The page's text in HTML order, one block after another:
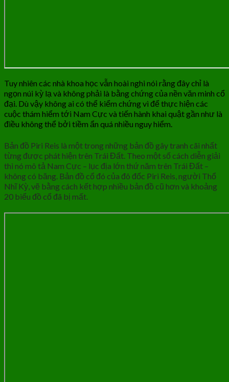
Tuy nhiên các nhà khoa học vẫn hoài nghi nói rằng đây chỉ là
ngọn núi kỳ lạ và không phải là bằng chứng của nền văn minh cổ
đại. Dù vậy không ai có thể kiểm chứng vì để thực hiện các
cuộc thám hiểm tới Nam Cực và tiến hành khai quật gần như là
điều không thể bởi tiềm ẩn quá nhiều nguy hiểm.
Bản đồ Piri Reis là một trong những bản đồ gây tranh cãi nhất
từng được phát hiện trên Trái Đất. Theo một số cách diễn giải
thì nó mô tả Nam Cực – lục địa lớn thứ năm trên Trái Đất –
không có băng. Bản đồ cổ đó của đô đốc Piri Reis, người Thổ
Nhĩ Kỳ, vẽ bằng cách kết hợp nhiều bản đồ cũ hơn và khoảng
20 biểu đồ cổ đã bị mất.